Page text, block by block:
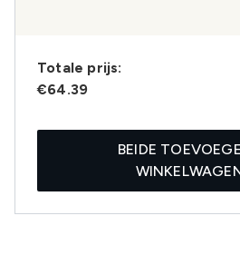
Totale prijs:
€64.39
BEIDE